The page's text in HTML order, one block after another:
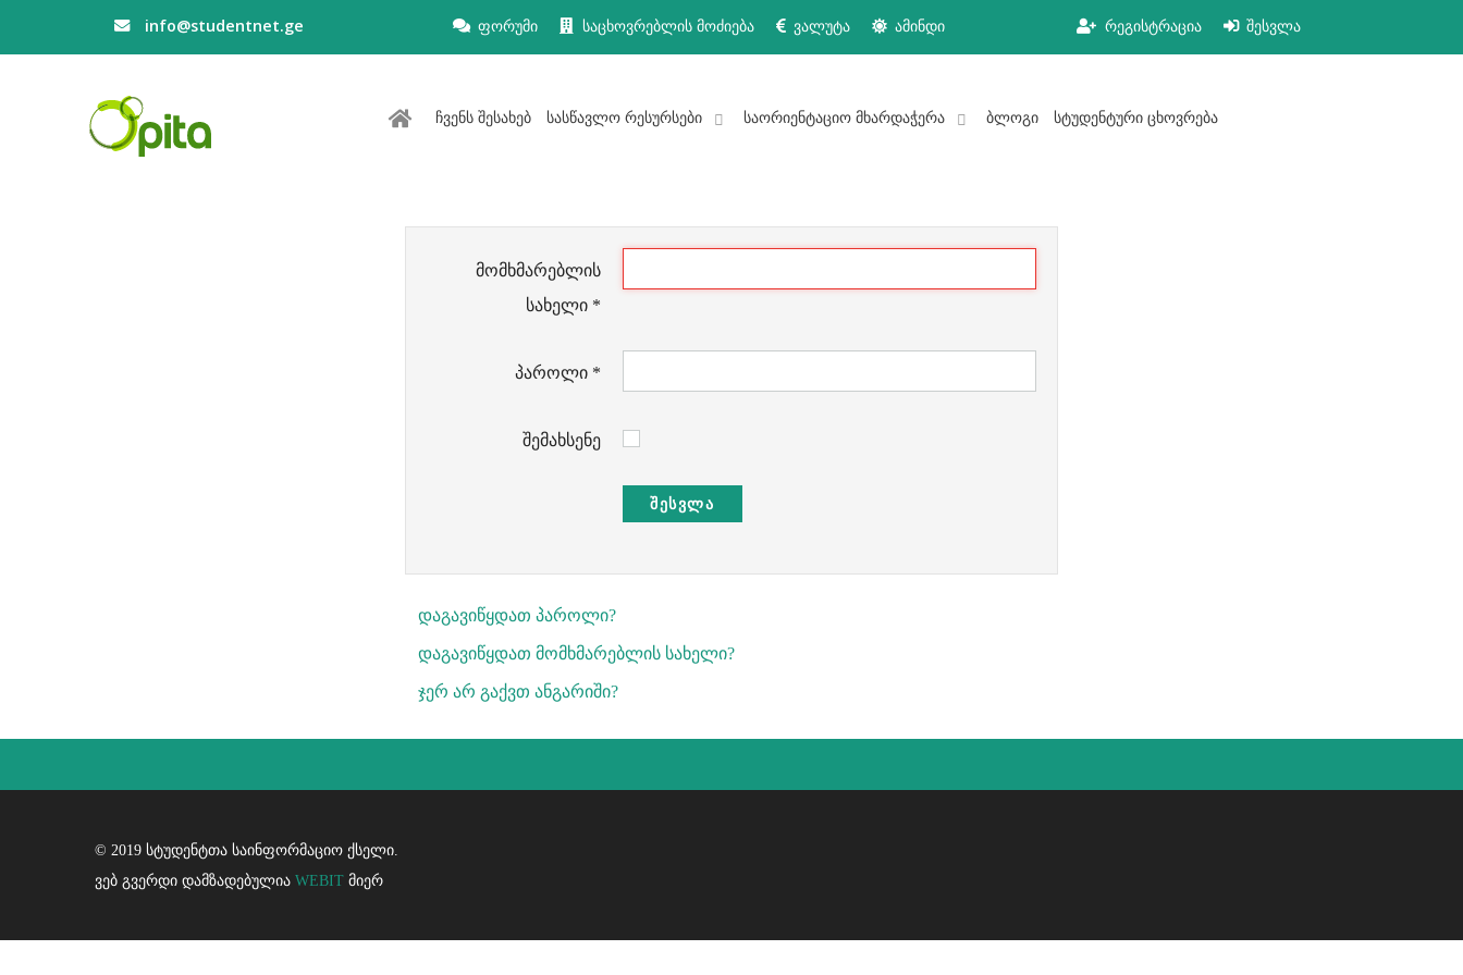
info@studentnet.ge ფორუმი საცხოვრებლის მოძიება ვალუტა ამინდი რეგისტრაცია შესვლა
ჩვენს შესახებ სასწავლო რესურსები საორიენტაციო მხარდაჭერა ბლოგი სტუდენტური ცხოვრება
მომხმარებლის
სახელი *
პაროლი *
შემახსენე
ᲨᲔᲡᲕᲚᲐ
დაგავიწყდათ პაროლი?
დაგავიწყდათ მომხმარებლის სახელი?
ჯერ არ გაქვთ ანგარიში?
© 2019 სტუდენტთა საინფორმაციო ქსელი.
ვებ გვერდი დამზადებულია WEBIT მიერ